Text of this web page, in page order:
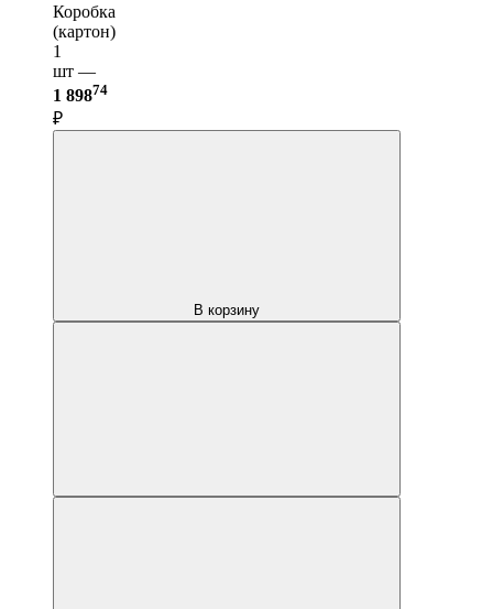
Коробка
(картон)
1
шт —
1 89874
₽
В корзину